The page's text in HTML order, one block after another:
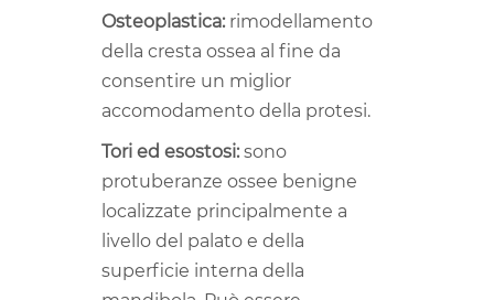
Osteoplastica: rimodellamento
della cresta ossea al fine da
consentire un miglior
accomodamento della protesi.
Tori ed esostosi:sono
protuberanze ossee benigne
localizzate principalmente a
livello del palato e della
superficie interna della